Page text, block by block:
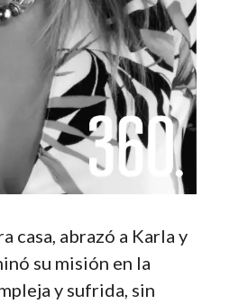
casa, abrazó a Karla y
su misión en la
y sufrida, sin